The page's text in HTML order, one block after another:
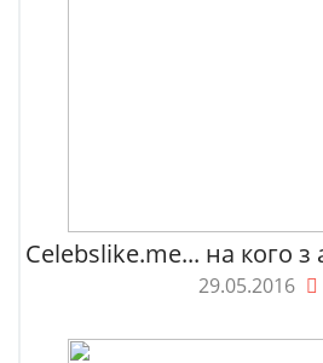
Celebslike.me... на кого з
29.05.2016